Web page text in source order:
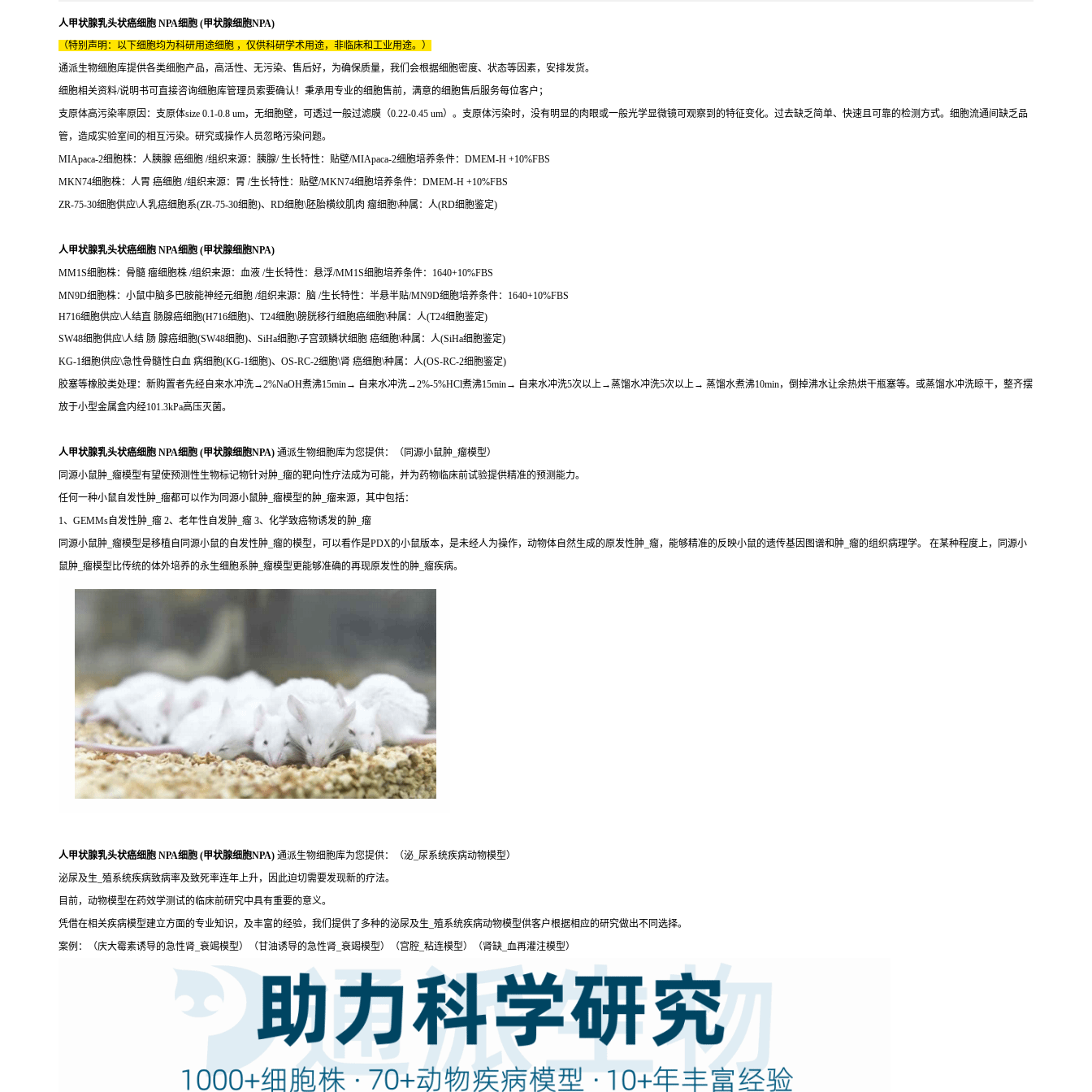
人甲状腺乳头状癌细胞 NPA细胞 (甲状腺细胞NPA)
（特别声明：以下细胞均为科研用途细胞 ，仅供科研学术用途，非临床和工业用途。）
通派生物细胞库提供各类细胞产品，高活性、无污染、售后好，为确保质量，我们会根据细胞密度、状态等因素，安排发货。
细胞相关资料/说明书可直接咨询细胞库管理员索要确认！秉承用专业的细胞售前，满意的细胞售后服务每位客户；
支原体高污染率原因：支原体size 0.1-0.8 um，无细胞壁，可透过一般过滤膜（0.22-0.45 um）。支原体污染时，没有明显的肉眼或一般光学显微镜可观察到的特征变化。过去缺乏简单、快速且可靠的检测方式。细胞流通间缺乏品
管，造成实验室间的相互污染。研究或操作人员忽略污染问题。
MIApaca-2细胞株：人胰腺 癌细胞 /组织来源：胰腺/ 生长特性：贴壁/MIApaca-2细胞培养条件：DMEM-H +10%FBS
MKN74细胞株：人胃 癌细胞 /组织来源：胃 /生长特性：贴壁/MKN74细胞培养条件：DMEM-H +10%FBS
ZR-75-30细胞供应\人乳癌细胞系(ZR-75-30细胞)、RD细胞\胚胎横纹肌肉 瘤细胞\种属：人(RD细胞鉴定)
人甲状腺乳头状癌细胞 NPA细胞 (甲状腺细胞NPA)
MM1S细胞株：骨髓 瘤细胞株 /组织来源：血液 /生长特性：悬浮/MM1S细胞培养条件：1640+10%FBS
MN9D细胞株：小鼠中脑多巴胺能神经元细胞 /组织来源：脑 /生长特性：半悬半贴/MN9D细胞培养条件：1640+10%FBS
H716细胞供应\人结直 肠腺癌细胞(H716细胞)、T24细胞\膀胱移行细胞癌细胞\种属：人(T24细胞鉴定)
SW48细胞供应\人结 肠 腺癌细胞(SW48细胞)、SiHa细胞\子宫颈鳞状细胞 癌细胞\种属：人(SiHa细胞鉴定)
KG-1细胞供应\急性骨髓性白血 病细胞(KG-1细胞)、OS-RC-2细胞\肾 癌细胞\种属：人(OS-RC-2细胞鉴定)
胶塞等橡胶类处理：新购置者先经自来水冲洗→2%NaOH煮沸15min→ 自来水冲洗→2%-5%HCl煮沸15min→ 自来水冲洗5次以上→蒸馏水冲洗5次以上→ 蒸馏水煮沸10min，倒掉沸水让余热烘干瓶塞等。或蒸馏水冲洗晾干，整齐摆
放于小型金属盒内经101.3kPa高压灭菌。
人甲状腺乳头状癌细胞 NPA细胞 (甲状腺细胞NPA) 通派生物细胞库为您提供：（同源小鼠肿_瘤模型）
同源小鼠肿_瘤模型有望使预测性生物标记物针对肿_瘤的靶向性疗法成为可能，并为药物临床前试验提供精准的预测能力。
任何一种小鼠自发性肿_瘤都可以作为同源小鼠肿_瘤模型的肿_瘤来源，其中包括：
1、GEMMs自发性肿_瘤 2、老年性自发肿_瘤 3、化学致癌物诱发的肿_瘤
同源小鼠肿_瘤模型是移植自同源小鼠的自发性肿_瘤的模型，可以看作是PDX的小鼠版本，是未经人为操作，动物体自然生成的原发性肿_瘤，能够精准的反映小鼠的遗传基因图谱和肿_瘤的组织病理学。 在某种程度上，同源小
鼠肿_瘤模型比传统的体外培养的永生细胞系肿_瘤模型更能够准确的再现原发性的肿_瘤疾病。
人甲状腺乳头状癌细胞 NPA细胞 (甲状腺细胞NPA) 通派生物细胞库为您提供：（泌_尿系统疾病动物模型）
泌尿及生_殖系统疾病致病率及致死率连年上升，因此迫切需要发现新的疗法。
目前，动物模型在药效学测试的临床前研究中具有重要的意义。
凭借在相关疾病模型建立方面的专业知识，及丰富的经验，我们提供了多种的泌尿及生_殖系统疾病动物模型供客户根据相应的研究做出不同选择。
案例：（庆大霉素诱导的急性肾_衰竭模型）（甘油诱导的急性肾_衰竭模型）（宫腔_粘连模型）（肾缺_血再灌注模型）